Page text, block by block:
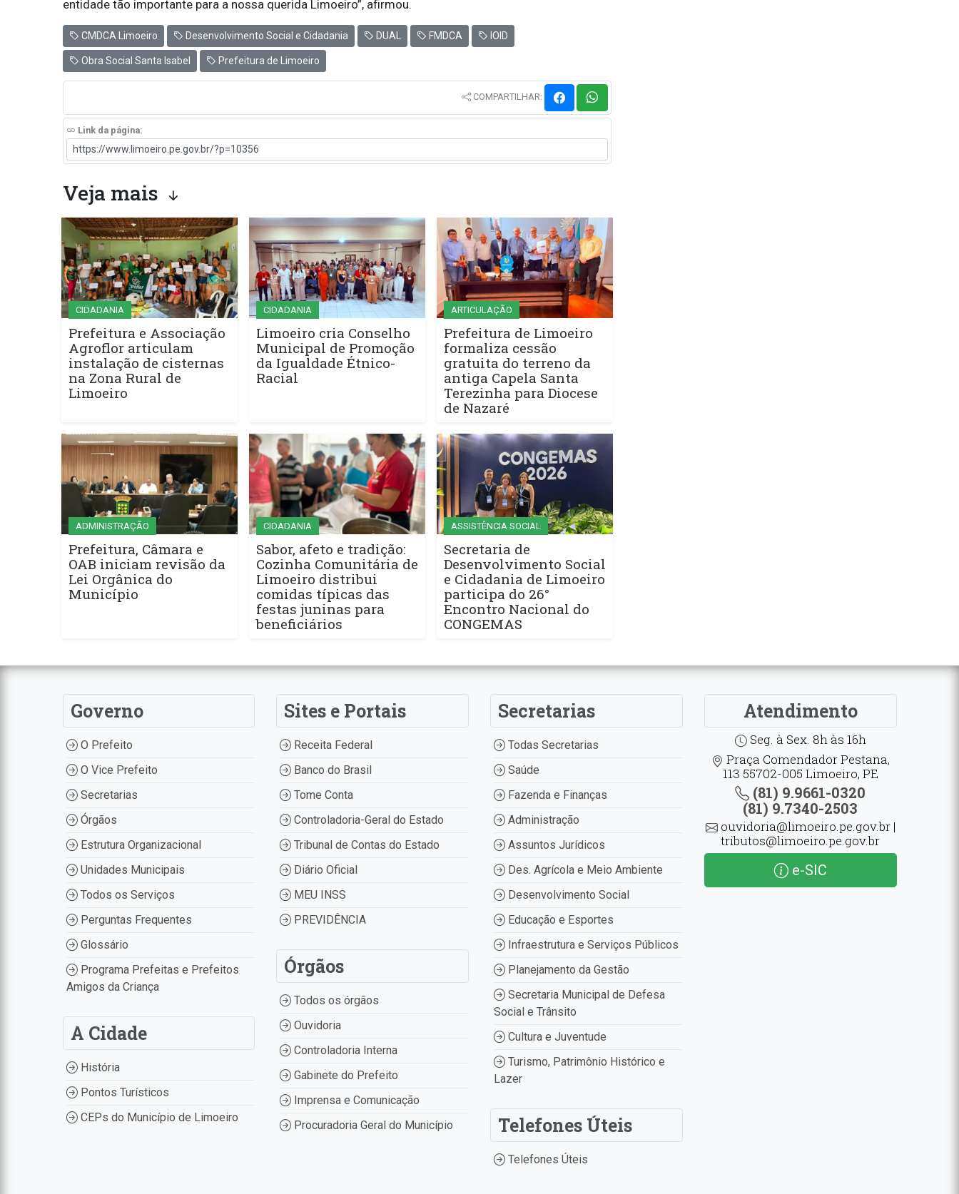
entidade tão importante para a nossa querida Limoeiro”, afirmou.
CMDCA Limoeiro Desenvolvimento Social e Cidadania DUAL FMDCA IOID
Obra Social Santa Isabel Prefeitura de Limoeiro
COMPARTILHAR:
Link da página:
Veja mais
CIDADANIA
Prefeitura e Associação
Agroflor articulam
instalação de cisternas
na Zona Rural de
Limoeiro
CIDADANIA
Limoeiro cria Conselho
Municipal de Promoção
da Igualdade Étnico-
Racial
ARTICULAÇÃO
Prefeitura de Limoeiro
formaliza cessão
gratuita do terreno da
antiga Capela Santa
Terezinha para Diocese
de Nazaré
ADMINISTRAÇÃO
Prefeitura, Câmara e
OAB iniciam revisão da
Lei Orgânica do
Município
CIDADANIA
Sabor, afeto e tradição:
Cozinha Comunitária de
Limoeiro distribui
comidas típicas das
festas juninas para
beneficiários
ASSISTÊNCIA SOCIAL
Secretaria de
Desenvolvimento Social
e Cidadania de Limoeiro
participa do 26°
Encontro Nacional do
CONGEMAS
Governo
O Prefeito
O Vice Prefeito
Secretarias
Órgãos
Estrutura Organizacional
Unidades Municipais
Todos os Serviços
Perguntas Frequentes
Glossário
Programa Prefeitas e Prefeitos
Amigos da Criança
A Cidade
História
Pontos Turísticos
CEPs do Município de Limoeiro
Sites e Portais
Receita Federal
Banco do Brasil
Tome Conta
Controladoria-Geral do Estado
Tribunal de Contas do Estado
Diário Oficial
MEU INSS
PREVIDÊNCIA
Órgãos
Todos os órgãos
Ouvidoria
Controladoria Interna
Gabinete do Prefeito
Imprensa e Comunicação
Procuradoria Geral do Município
Secretarias
Todas Secretarias
Saúde
Fazenda e Finanças
Administração
Assuntos Jurídicos
Des. Agrícola e Meio Ambiente
Desenvolvimento Social
Educação e Esportes
Infraestrutura e Serviços Públicos
Planejamento da Gestão
Secretaria Municipal de Defesa
Social e Trânsito
Cultura e Juventude
Turismo, Patrimônio Histórico e
Lazer
Telefones Úteis
Telefones Úteis
Atendimento
Seg. à Sex. 8h às 16h
Praça Comendador Pestana,
113 55702-005 Limoeiro, PE
(81) 9.9661-0320
(81) 9.7340-2503
ouvidoria@limoeiro.pe.gov.br |
tributos@limoeiro.pe.gov.br
e-SIC